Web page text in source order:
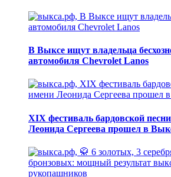
В Выксе ищут владельца
автомобиля Chevrolet Lanos
XIX фестиваль бардовской
Леонида Сергеева прошел в